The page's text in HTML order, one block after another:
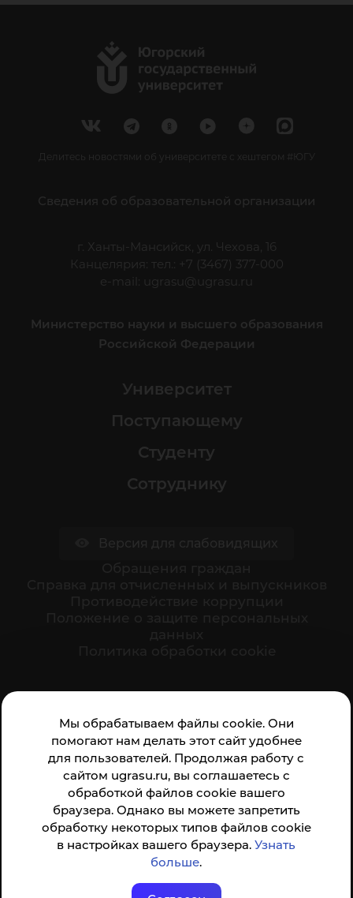
Мы обрабатываем файлы cookie. Они
помогают нам делать этот сайт удобнее
для пользователей. Продолжая работу с
сайтом ugrasu.ru, вы соглашаетесь с
обработкой файлов cookie вашего
браузера. Однако вы можете запретить
обработку некоторых типов файлов cookie
в настройках вашего браузера.Узнать
больше.
Делитесь новостями об университете с хештегом #ЮГУ
Сведения об образовательной организации
г. Ханты-Мансийск, ул. Чехова, 16
Канцелярия: тел.: +7 (3467) 377-000
e-mail:
ugrasu@ugrasu.ru
Министерство науки и высшего образования
Российской Федерации
Университет
Поступающему
Студенту
Сотруднику
организации:
Анкета доступна по QR-коду, а так же по прямой
ссылке